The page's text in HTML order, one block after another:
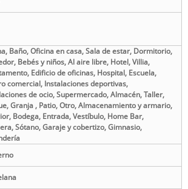
Baño, Oficina en casa, Sala de estar, Dormitorio,
Bebés y niños, Al aire libre, Hotel, Villia,
Edificio de oficinas, Hospital, Escuela,
comercial, Instalaciones deportivas,
de ocio, Supermercado, Almacén, Taller,
Granja , Patio, Otro, Almacenamiento y armario,
Bodega, Entrada, Vestíbulo, Home Bar,
Sótano, Garaje y cobertizo, Gimnasio,